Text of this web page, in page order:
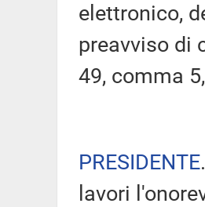
elettronico,
preavviso di
49, comma
PRESIDENTE
lavori